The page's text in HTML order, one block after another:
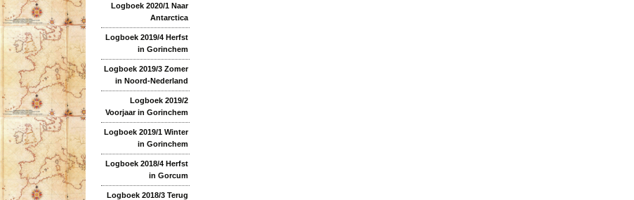
Logboek 2020/1 Naar
Antarctica
Logboek 2019/4 Herfst
in Gorinchem
Logboek 2019/3 Zomer
in Noord-Nederland
Logboek 2019/2
Voorjaar in Gorinchem
Logboek 2019/1 Winter
in Gorinchem
Logboek 2018/4 Herfst
in Gorcum
Logboek 2018/3 Terug